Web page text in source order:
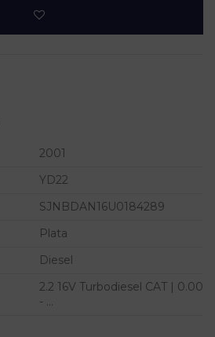
2001
YD22
SJNBDAN16U0184289
Plata
Diesel
2.2 16V Turbodiesel CAT | 0.00
- ...